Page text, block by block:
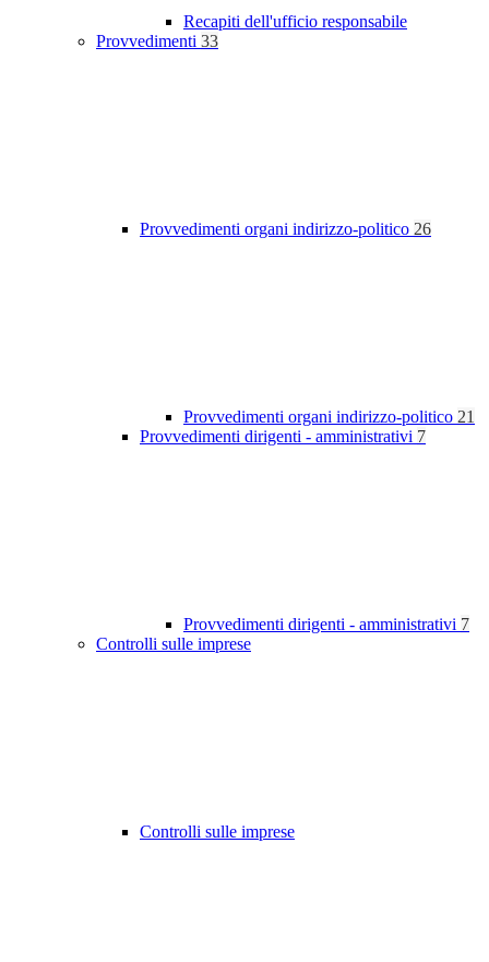
Recapiti dell'ufficio responsabile
Provvedimenti 33
Provvedimenti organi indirizzo-politico 26
Provvedimenti organi indirizzo-politico 21
Provvedimenti dirigenti - amministrativi 7
Provvedimenti dirigenti - amministrativi 7
Controlli sulle imprese
Controlli sulle imprese